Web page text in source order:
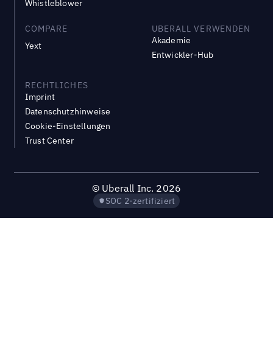
Whistleblower
COMPARE
Yext
UBERALL VERWENDEN
Akademie
Entwickler-Hub
RECHTLICHES
Imprint
Datenschutzhinweise
Cookie-Einstellungen
Trust Center
© Uberall Inc. 2026
SOC 2-zertifiziert